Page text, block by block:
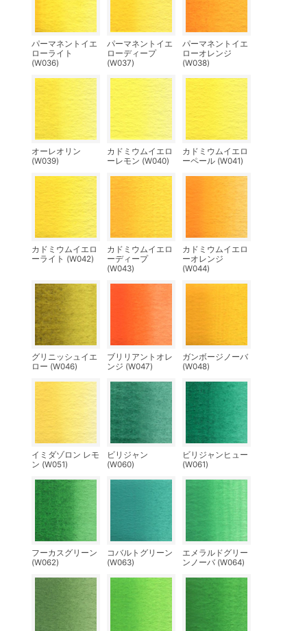
パーマネントイエ
ローライト
(W036)
パーマネントイエ
ローディープ
(W037)
パーマネントイエ
ローオレンジ
(W038)
オーレオリン
(W039)
カドミウムイエロ
ーレモン (W040)
カドミウムイエロ
ーペール (W041)
カドミウムイエロ
ーライト (W042)
カドミウムイエロ
ーディープ
(W043)
カドミウムイエロ
ーオレンジ
(W044)
グリニッシュイエ
ロー (W046)
ブリリアントオレ
ンジ (W047)
ガンボージノーバ
(W048)
イミダゾロン レモ
ン (W051)
ビリジャン
(W060)
ビリジャンヒュー
(W061)
フーカスグリーン
(W062)
コバルトグリーン
(W063)
エメラルドグリー
ンノーバ (W064)